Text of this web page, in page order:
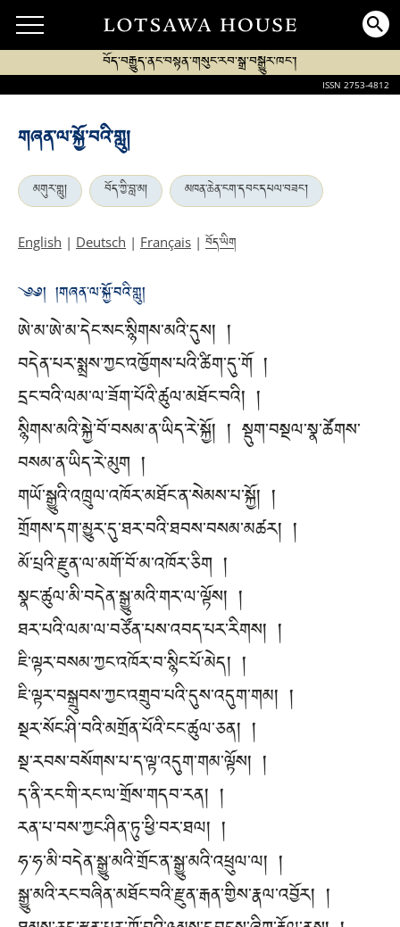
བོད་བརྒྱུད་ནང་བསྟན་གསུང་རབ་སྒྲ་བསྒྱུར་ཁང་།
ISSN 2753-4812
གཞན་ལ་སྐྱོ་བའི་གླུ།
མགུར་གླུ། བོད་ཀྱི་བླ་མ། མཁན་ཆེན་ངག་དབང་དཔལ་བཟང་།
English | Deutsch | Français | བོད་ཡིག
༄༅། །གཞན་ལ་སྐྱོ་བའི་གླུ།
ཨེ་མ་ཨེ་མ་དེང་སང་སྙིགས་མའི་དུས། །
བདེན་པར་སྨྲས་ཀྱང་འཁྱོགས་པའི་ཚིག་དུ་གོ །
དྲང་བའི་ལམ་ལ་ཟོག་པོའི་ཚུལ་མཐོང་བའི། །
སྙིགས་མའི་སྐྱེ་བོ་བསམ་ན་ཡིད་རེ་སྐྱོ། ། སྡུག་བསྔལ་སྣ་ཚོགས་
བསམ་ན་ཡིད་རེ་མུག །
གཡོ་སྒྱུའི་འཁྲུལ་འཁོར་མཐོང་ན་སེམས་པ་སྐྱོ། །
གྲོགས་དག་མྱུར་དུ་ཐར་བའི་ཐབས་བསམ་མཚར། །
མོ་པྲའི་རྫུན་ལ་མགོ་བོ་མ་འཁོར་ཅིག །
སྣང་ཚུལ་མི་བདེན་སྒྱུ་མའི་གར་ལ་ལྟོས། །
ཐར་པའི་ལམ་ལ་བཙོན་པས་འབད་པར་རིགས། །
ཇི་ལྟར་བསམ་ཀྱང་འཁོར་བ་སྙིང་པོ་མེད། །
ཇི་ལྟར་བསྒྲུབས་ཀྱང་འགྲུབ་པའི་དུས་འདུག་གམ། །
སྔར་སོང་ཤི་བའི་མགྲོན་པོའི་ངང་ཚུལ་ཅན། །
སྔ་རབས་བསོགས་པ་ད་ལྟ་འདུག་གམ་ལྟོས། །
ད་ནི་རང་གི་རང་ལ་གྲོས་གདབ་རན། །
རན་པ་བས་ཀྱང་ཤིན་ཏུ་ཕྱི་བར་ཐལ། །
ཧ་ཧ་མི་བདེན་སྒྱུ་མའི་གྲོང་ན་སྒྱུ་མའི་འཕྲུལ་ལ། །
སྒྱུ་མའི་རང་བཞིན་མཐོང་བའི་རྫུན་རྒན་གྱིས་རྣལ་འབྱོར། །